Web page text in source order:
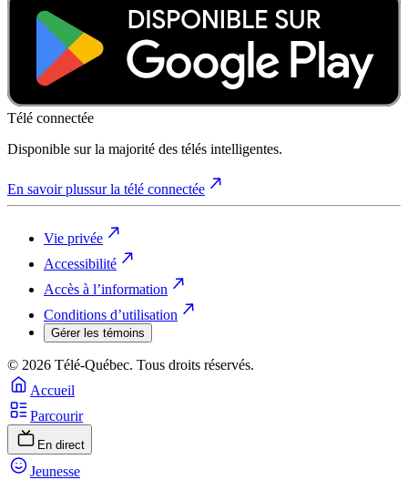
Télé connectée
Disponible sur la majorité des télés intelligentes.
En savoir plussur la télé connectée
Vie privée
Accessibilité
Accès à l’information
Conditions d’utilisation
Gérer les témoins
© 2026 Télé-Québec. Tous droits réservés.
Accueil
Parcourir
En direct
Jeunesse